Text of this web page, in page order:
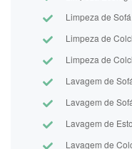
Limpeza de
Limpeza de
Limpeza de
Lavagem de
Lavagem de
Lavagem de
Lavagem de